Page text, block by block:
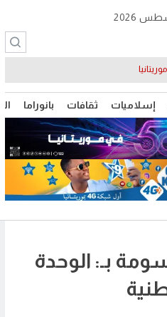
إسلاميات ثقافات بانوراما
موريتانيا
بـ: الوحدة